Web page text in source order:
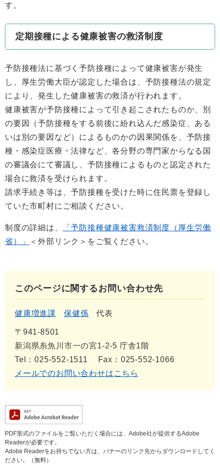
す。
定期接種による健康被害の救済制度
予防接種法に基づく予防接種によって健康被害が発生
し、厚生労働大臣が認定した場合は、予防接種法の規定
により、発生した健康被害の救済が行われます。
健康被害が予防接種によって引き起こされたものか、別
の要因（予防接種をする前後に紛れ込んだ感染症、ある
いは別の要因など）によるものかの因果関係を、予防接
種・感染症医療・法律など、各分野の専門家からなる国
の審議会にて審議し、予防接種によるものと認定された
場合に救済を受けられます。
請求手続き等は、予防接種を受けた時に住民票を登録し
ていた市町村にご相談ください。
制度の詳細は、
「予防接種健康被害救済制度（厚生労働
省）」
＜外部リンク＞ をご覧ください。
このページに関するお問い合わせ先
健康増進課 保健係 代表
〒941-8501
新潟県糸魚川市一の宮1-2-5 庁舎1階
Tel：025-552-1511
Fax：025-552-1066
メールでのお問い合わせはこちら
PDF形式のファイルをご覧いただく場合には、Adobe社が提供するAdobe
Readerが必要です。
Adobe Readerをお持ちでない方は、バナーのリンク先からダウンロードしてく
ださい。（無料）